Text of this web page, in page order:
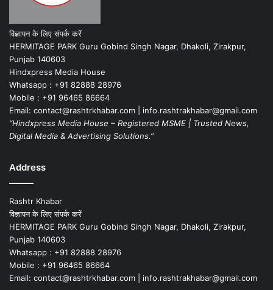
विज्ञापन के लिए संपर्क करें
HERMITAGE PARK Guru Gobind Singh Nagar, Dhakoli, Zirakpur,
Punjab 140603
Hindxpress Media House
Whatsapp : +91 82888 28976
Mobile : +91 96465 86664
Email: contact@rashtrkhabar.com | info.rashtrakhabar@gmail.com
“Hindxpress Media House – Registered MSME | Trusted News,
Digital Media & Advertising Solutions.”
Address
Rashtr Khabar
विज्ञापन के लिए संपर्क करें
HERMITAGE PARK Guru Gobind Singh Nagar, Dhakoli, Zirakpur,
Punjab 140603
Whatsapp : +91 82888 28976
Mobile : +91 96465 86664
Email: contact@rashtrkhabar.com | info.rashtrakhabar@gmail.com